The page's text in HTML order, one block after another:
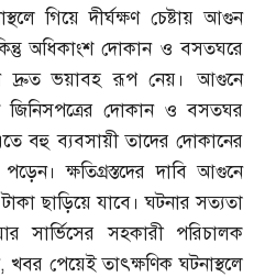
গিয়ে দীর্ঘক্ষণ চেষ্টায় আগুন
অধিকাংশ দোকান ও বসতঘরে
দ্রুত ভয়াবহ রূপ নেয়। আগুনে
জিনিসপত্রের দোকান ও বসতঘর
বহু ব্যবসায়ী তাদের দোকানের
ক্ষতিগ্রস্তদের দাবি আগুনে
ছাড়িয়ে যাবে। ঘটনার সত্যতা
সার্ভিসের সহকারী পরিচালক
,খবর পেয়েই তাৎক্ষণিক ঘটনাস্থলে